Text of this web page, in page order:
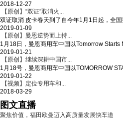
2018-12-27
【原创】“双证”取消火...
双证取消 皮卡春天到了自今年1月1日起，全
2019-01-09
【原创】曼恩逆势而上持...
1月18日，曼恩商用车中国以Tomorrow
2019-01-21
【原创】继续深耕中国市...
1月18号，曼恩商用车中国以TOMORROW
2019-01-22
【视频】定位专用车和...
2018-03-29
图文直播
聚焦价值，福田欧曼迈入高质量发展快车道